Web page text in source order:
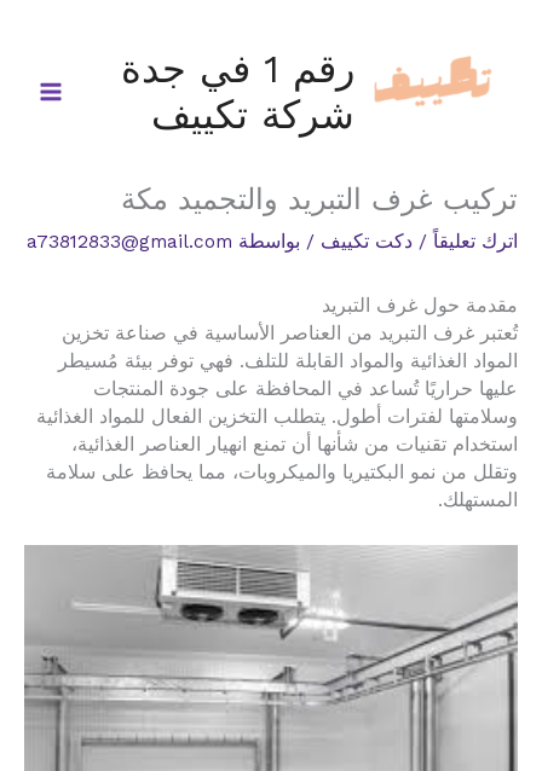
المحتوى
رقم 1 في جدة
شركة تكييف
تركيب غرف التبريد والتجميد مكة
اترك تعليقاً / دكت تكييف / بواسطة a73812833@gmail.com
مقدمة حول غرف التبريد
تُعتبر غرف التبريد من العناصر الأساسية في صناعة تخزين
المواد الغذائية والمواد القابلة للتلف. فهي توفر بيئة مُسيطر
عليها حراريًا تُساعد في المحافظة على جودة المنتجات
وسلامتها لفترات أطول. يتطلب التخزين الفعال للمواد الغذائية
استخدام تقنيات من شأنها أن تمنع انهيار العناصر الغذائية،
وتقلل من نمو البكتيريا والميكروبات، مما يحافظ على سلامة
المستهلك.